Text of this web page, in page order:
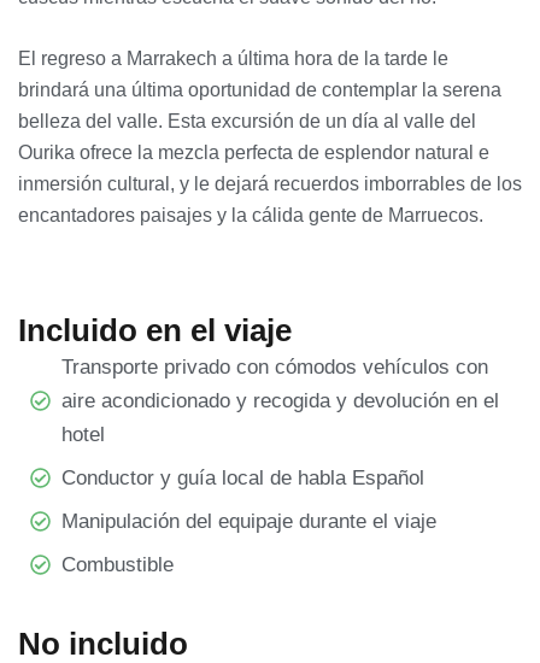
El regreso a Marrakech a última hora de la tarde le
brindará una última oportunidad de contemplar la serena
belleza del valle. Esta excursión de un día al valle del
Ourika ofrece la mezcla perfecta de esplendor natural e
inmersión cultural, y le dejará recuerdos imborrables de los
encantadores paisajes y la cálida gente de Marruecos.
Incluido en el viaje
Transporte privado con cómodos vehículos con
aire acondicionado y recogida y devolución en el
hotel
Conductor y guía local de habla Español
Manipulación del equipaje durante el viaje
Combustible
No incluido